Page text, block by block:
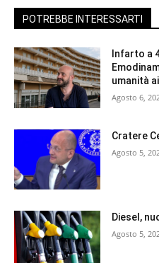
POTREBBE INTERESSARTI
Infarto a
umanità
Agosto 6,
Cratere
Agosto 5,
Diesel,
Agosto 5,